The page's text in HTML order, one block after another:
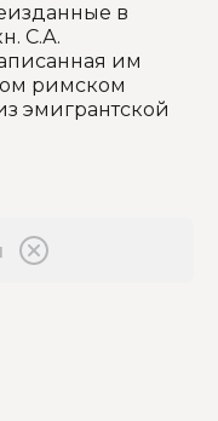
в
С.А.
им
римском
эмигрантской